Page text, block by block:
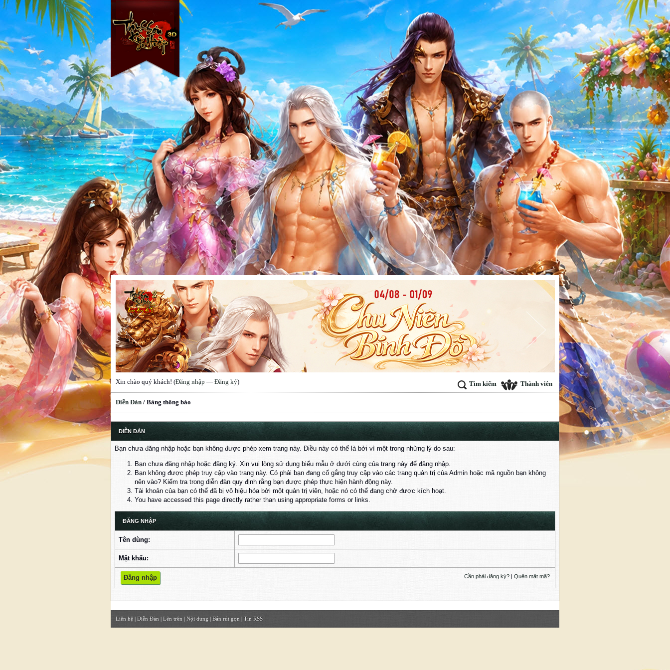
Tìm kiếm Thành viên
Xin chào quý khách! (Đăng nhập — Đăng ký)
Diễn Đàn / Bảng thông báo
DIỄN ĐÀN
Bạn chưa đăng nhập hoặc bạn không được phép xem trang này. Điều này có thể là bởi vì một trong những lý do sau:
Bạn chưa đăng nhập hoặc đăng ký. Xin vui lòng sử dụng biểu mẫu ở dưới cùng của trang này để đăng nhập.
Bạn không được phép truy cập vào trang này. Có phải bạn đang cố gắng truy cập vào các trang quản trị của Admin hoặc mã nguồn bạn không
nên vào? Kiểm tra trong diễn đàn quy định rằng bạn được phép thực hiện hành động này.
Tài khoản của bạn có thể đã bị vô hiệu hóa bởi một quản trị viên, hoặc nó có thể đang chờ được kích hoạt.
You have accessed this page directly rather than using appropriate forms or links.
ĐĂNG NHẬP
Tên dùng:
Mật khẩu:
Cần phải đăng ký? | Quên mật mã?
Liên hệ | Diễn Đàn | Lên trên | Nội dung | Bản rút gọn | Tin RSS